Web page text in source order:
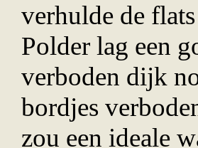
verhulde de
Polder lag een
verboden dijk
bordjes
zou een ideale